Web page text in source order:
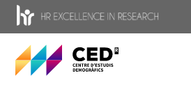
CED - Center for